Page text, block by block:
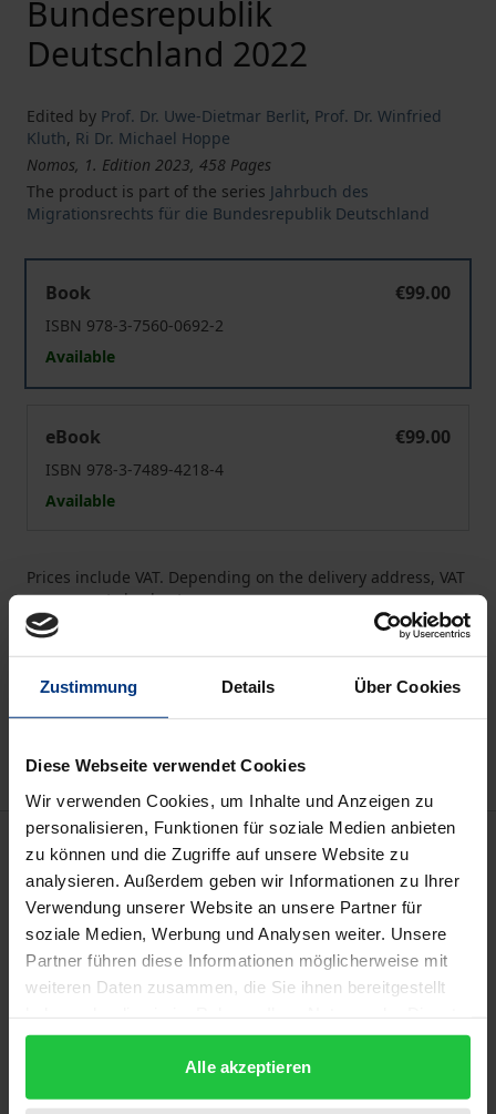
Zustimmung Details Über Cookies
Diese Webseite verwendet Cookies
Wir verwenden Cookies, um Inhalte und Anzeigen zu
personalisieren, Funktionen für soziale Medien anbieten
zu können und die Zugriffe auf unsere Website zu
analysieren. Außerdem geben wir Informationen zu Ihrer
Verwendung unserer Website an unsere Partner für
soziale Medien, Werbung und Analysen weiter. Unsere
Partner führen diese Informationen möglicherweise mit
weiteren Daten zusammen, die Sie ihnen bereitgestellt
gesammelt haben.
Alle akzeptieren
Bundesrepublik
Deutschland 2022
Edited by Prof. Dr. Uwe-Dietmar Berlit, Prof. Dr. Winfried
Kluth, Ri Dr. Michael Hoppe
Nomos, 1. Edition 2023, 458 Pages
The product is part of the series Jahrbuch des
Migrationsrechts für die Bundesrepublik Deutschland
Book
€99.00
ISBN 978-3-7560-0692-2
Available
eBook
€99.00
ISBN 978-3-7489-4218-4
Available
Prices include VAT. Depending on the delivery address, VAT
may vary at checkout.
Add to Cart
Add to Wish List
Delivery cost notice
Description
The war in Ukraine has once again put the efficiency
of migration law to the test. The Yearbook of
Migration Law offers legal practitioners a quick,
concise overview of the most important
developments in residence law, refugee law,
citizenship law and refugee social law in case law
(European and national), legislation and legal